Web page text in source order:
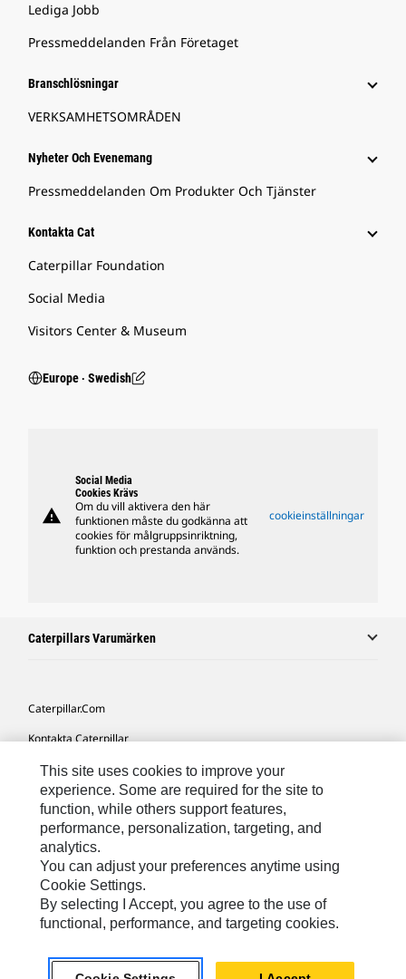
Lediga Jobb
Pressmeddelanden Från Företaget
Branschlösningar
VERKSAMHETSOMRÅDEN
Nyheter Och Evenemang
Pressmeddelanden Om Produkter Och Tjänster
Kontakta Cat
Caterpillar Foundation
Social Media
Visitors Center & Museum
Europe ‧ Swedish
warning
Social Media
Cookies Krävs
Om du vill aktivera den här
funktionen måste du godkänna att
cookies för målgruppsinriktning,
funktion och prestanda används.
cookieinställningar
Caterpillars Varumärken
Caterpillar.com
Kontakta Caterpillar
Mina Marknadsföringspreferenser
Platskarta
Cookie Settings
Juridiskt
Sekretess
Europe-Swedish© 2026 Caterpillar. Med ensamrätt.
This site uses cookies to improve your
experience. Some are required for the site to
function, while others support features,
performance, personalization, targeting, and
analytics.
You can adjust your preferences anytime using
Cookie Settings.
By selecting I Accept, you agree to the use of
functional, performance, and targeting cookies.